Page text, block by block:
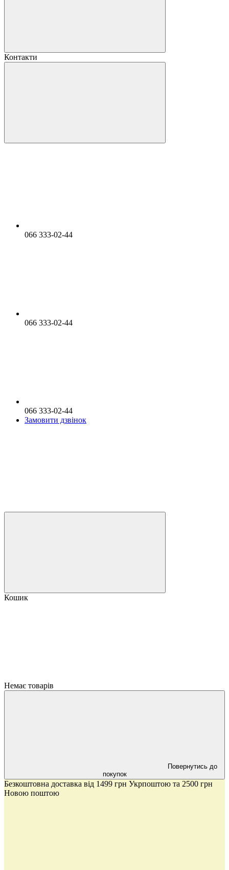
Контакти
066 333-02-44
066 333-02-44
066 333-02-44
Замовити дзвінок
Кошик
Немає товарів
Повернутись до
покупок
Безкоштовна доставка від 1499 грн Укрпоштою та 2500 грн
Новою поштою